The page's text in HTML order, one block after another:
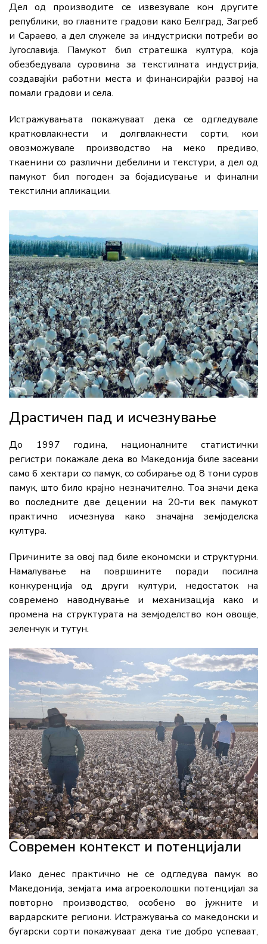
Дел од производите се извезувале кон другите
републики, во главните градови како Белград, Загреб
и Сараево, а дел служеле за индустриски потреби во
Југославија. Памукот бил стратешка култура, која
обезбедувала суровина за текстилната индустрија,
создавајќи работни места и финансирајќи развој на
помали градови и села.
Истражувањата покажуваат дека се одгледувале
кратковлакнести и долгвлакнести сорти, кои
овозможувале производство на меко предиво,
ткаенини со различни дебелини и текстури, а дел од
памукот бил погоден за бојадисување и финални
текстилни апликации.
Драстичен пад и исчезнување
До 1997 година, националните статистички
регистри покажале дека во Македонија биле засеани
само 6 хектари со памук, со собирање од 8 тони суров
памук, што било крајно незначително. Тоа значи дека
во последните две децении на 20‑ти век памукот
практично исчезнува како значајна земјоделска
култура.
Причините за овој пад биле економски и структурни.
Намалување на површините поради посилна
конкуренција од други култури, недостаток на
современо наводнување и механизација како и
промена на структурата на земјоделство кон овошје,
зеленчук и тутун.
Современ контекст и потенцијали
Иако денес практично не се одгледува памук во
Македонија, земјата има агроеколошки потенцијал за
повторно производство, особено во јужните и
вардарските региони. Истражувања со македонски и
бугарски сорти покажуваат дека тие добро успеваат,